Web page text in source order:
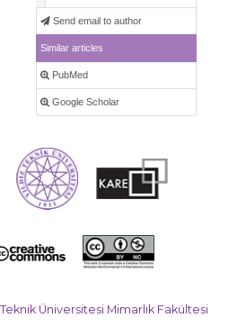
Send email to author
Similar articles
PubMed
Google Scholar
Üniversitesi Mimarlık Fakültesi